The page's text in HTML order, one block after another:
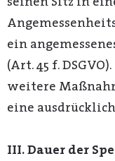
ein
(Art. 45 f.
weitere
eine
III. Dauer der